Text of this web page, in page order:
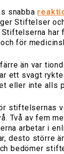
snabba
Stiftelser
Stiftelserna har
för
än var
ett svagt
eller inte alls
stiftelsernas
Två av fem
arbetar i
desto större
bedömer